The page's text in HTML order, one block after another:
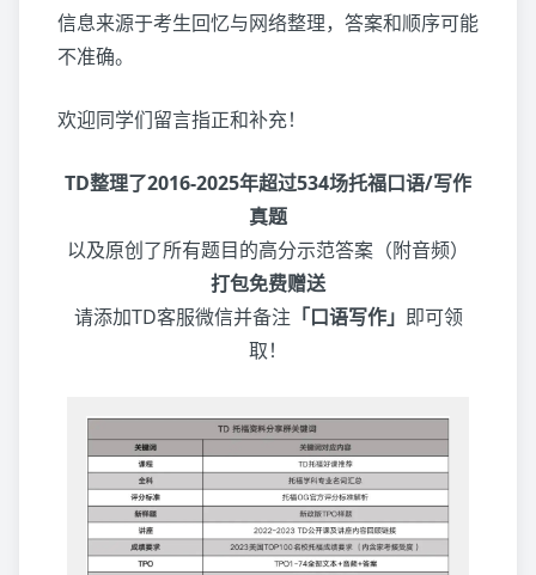
信息来源于考生回忆与网络整理，答案和顺序可能
不准确。
欢迎同学们留言指正和补充！
TD整理了2016-2025年超过534场托福口语/写作
真题
以及原创了所有题目的高分示范答案（附音频）
打包免费赠送
请添加TD客服微信并备注 「口语写作」 即可领
取！